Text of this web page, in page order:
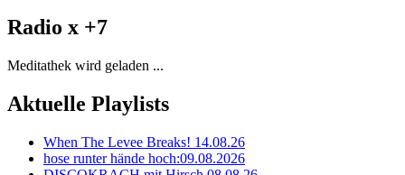
Radio x +7
Meditathek wird geladen ...
Aktuelle Playlists
When The Levee Breaks! 14.08.26
hose runter hände hoch:09.08.2026